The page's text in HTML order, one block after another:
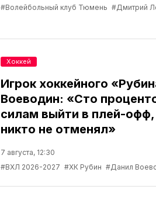
#Волейбольный клуб Тюмень #Дмитрий
Игрок хоккейного
Воеводин: «Сто
силам выйти в плей-офф,
никто не отменял»
7 августа, 12:30
#ВХЛ 2026-2027 #ХК Рубин #Данил
Хоккей